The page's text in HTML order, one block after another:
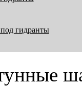
гидранты